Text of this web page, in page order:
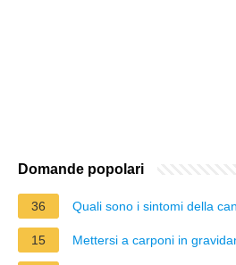
Domande popolari
36 Quali sono i sintomi della
15 Mettersi a carponi in